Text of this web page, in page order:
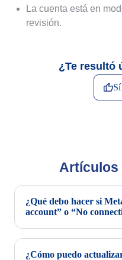
La cuenta está en
revisión.
¿Te resultó
Sí
Artículos
¿Qué debo hacer si
account” o “No
¿Cómo puedo